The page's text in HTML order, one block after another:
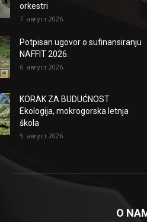
orkestri
7. август 2026.
Potpisan ugovor o sufinansiranju
NAFFIT 2026.
6. август 2026.
KORAK ZA BUDUĆNOST
Ekologija, mokrogorska letnja
škola
5. август 2026.
O